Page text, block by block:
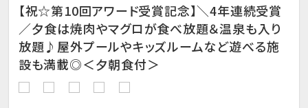
【祝☆第10回アワード受賞記念】＼4年連続受賞
／夕食は焼肉やマグロが食べ放題＆温泉も入り
放題♪屋外プールやキッズルームなど遊べる施
設も満載◎＜夕朝食付＞